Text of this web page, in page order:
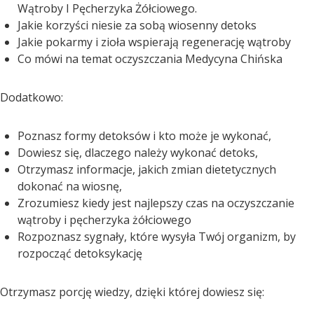
Wątroby I Pęcherzyka Żółciowego.
Jakie korzyści niesie za sobą wiosenny detoks
Jakie pokarmy i zioła wspierają regenerację wątroby
Co mówi na temat oczyszczania Medycyna Chińska
Dodatkowo:
Poznasz formy detoksów i kto może je wykonać,
Dowiesz się, dlaczego należy wykonać detoks,
Otrzymasz informacje, jakich zmian dietetycznych
dokonać na wiosnę,
Zrozumiesz kiedy jest najlepszy czas na oczyszczanie
wątroby i pęcherzyka żółciowego
Rozpoznasz sygnały, które wysyła Twój organizm, by
rozpocząć detoksykację
Otrzymasz porcję wiedzy, dzięki której dowiesz się: